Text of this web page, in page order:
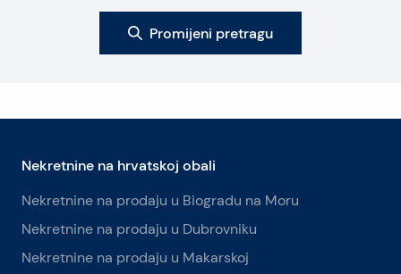
Promijeni pretragu
Nekretnine na hrvatskoj obali
Nekretnine na prodaju u Biogradu na Moru
Nekretnine na prodaju u Dubrovniku
Nekretnine na prodaju u Makarskoj